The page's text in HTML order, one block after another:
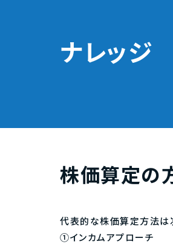
ナレッジ
株価算定の
代表的な株価算定方法は
①インカムアプローチ